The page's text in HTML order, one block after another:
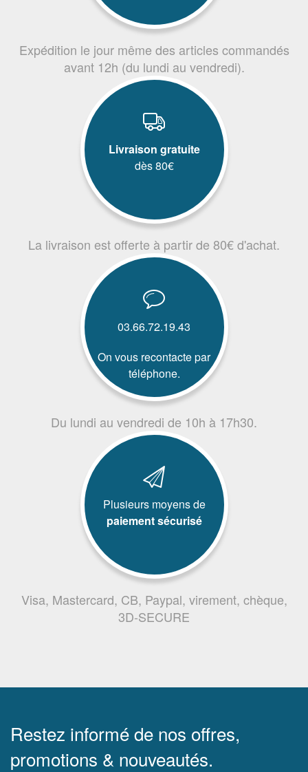
Expédition le jour même des articles commandés
avant 12h (du lundi au vendredi).
Livraison gratuite
dès 80€
La livraison est offerte à partir de 80€ d'achat.
03.66.72.19.43
On vous recontacte par
téléphone.
Du lundi au vendredi de 10h à 17h30.
Plusieurs moyens de
paiement sécurisé
Visa, Mastercard, CB, Paypal, virement, chèque,
3D-SECURE
Restez informé de nos offres,
promotions & nouveautés.